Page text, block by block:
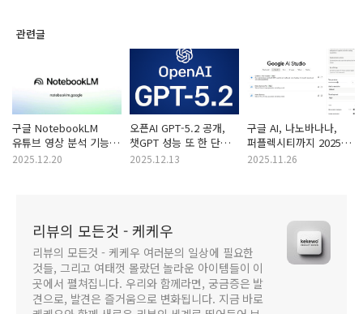
관련글
구글 NotebookLM
유튜브 영상 분석 기능
후기｜영상 링크 하나로
2025.12.20
오픈AI GPT-5.2 공개,
챗GPT 성능 또 한 단계
점프
2025.12.13
구글 AI, 나노바나나,
퍼플렉시티까지 2025년
버전 AI 무료 사용
2025.11.26
리뷰의 모든것 - 케케우
리뷰의 모든것 - 케케우 여러분의 일상에 필요한
것들, 그리고 여태껏 몰랐던 놀라운 아이템들이 이
곳에서 펼쳐집니다. 우리와 함께라면, 궁금증은 발
견으로, 발견은 즐거움으로 변화됩니다. 지금 바로